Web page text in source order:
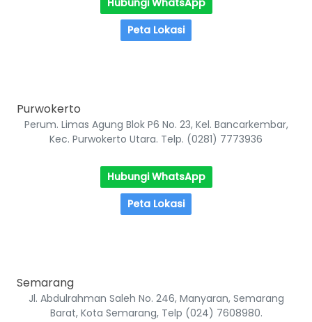
Hubungi WhatsApp
Peta Lokasi
Purwokerto
Perum. Limas Agung Blok P6 No. 23, Kel. Bancarkembar,
Kec. Purwokerto Utara. Telp. (0281) 7773936
Hubungi WhatsApp
Peta Lokasi
Semarang
Jl. Abdulrahman Saleh No. 246, Manyaran, Semarang
Barat, Kota Semarang, Telp (024) 7608980.